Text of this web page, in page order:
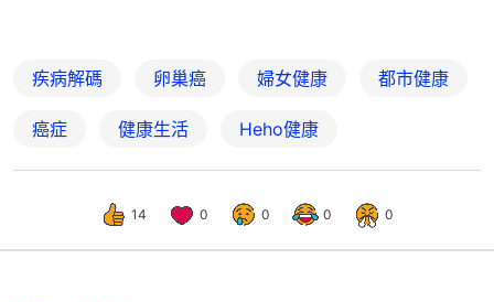
疾病解碼 卵巢癌 婦女健康 都市健康
癌症 健康生活 Heho健康
14 0 0 0 0